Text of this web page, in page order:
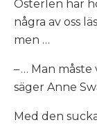
Österlen har
några av oss
men …
– … Man måste
säger Anne
Med den